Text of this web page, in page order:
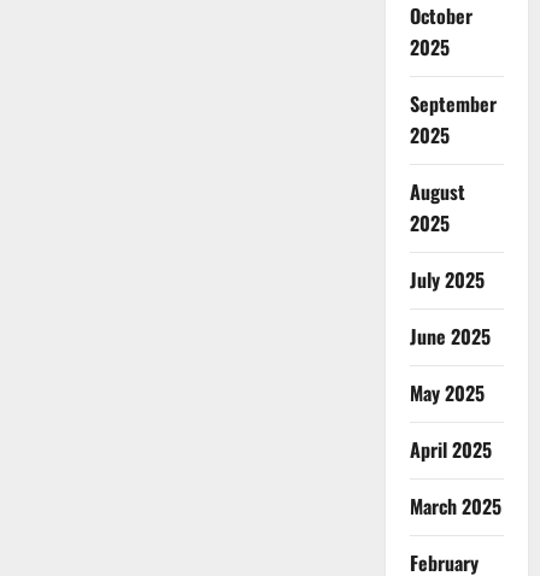
October
2025
September
2025
August
2025
July 2025
June 2025
May 2025
April 2025
March 2025
February